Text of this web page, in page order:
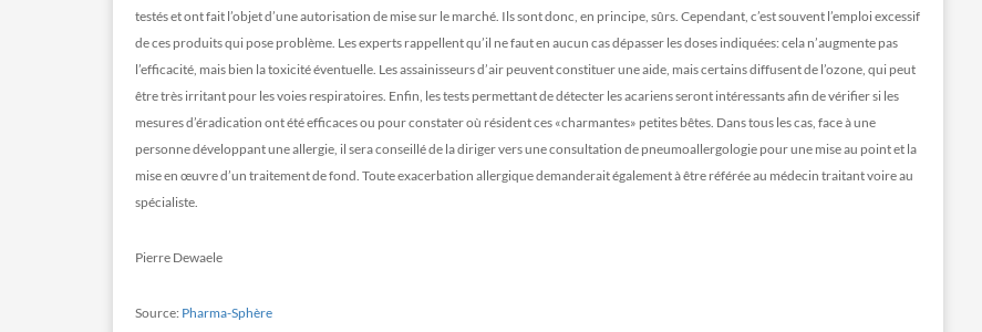
testés et ont fait l’objet d’une autorisation de mise sur le marché. Ils sont donc, en principe, sûrs. Cependant, c’est souvent l’emploi excessif
de ces produits qui pose problème. Les experts rappellent qu’il ne faut en aucun cas dépasser les doses indiquées: cela n’augmente pas
l’efficacité, mais bien la toxicité éventuelle. Les assainisseurs d’air peuvent constituer une aide, mais certains diffusent de l’ozone, qui peut
être très irritant pour les voies respiratoires. Enfin, les tests permettant de détecter les acariens seront intéressants afin de vérifier si les
mesures d’éradication ont été efficaces ou pour constater où résident ces «charmantes» petites bêtes. Dans tous les cas, face à une
personne développant une allergie, il sera conseillé de la diriger vers une consultation de pneumoallergologie pour une mise au point et la
mise en œuvre d’un traitement de fond. Toute exacerbation allergique demanderait également à être référée au médecin traitant voire au
spécialiste.
Pierre Dewaele
Source: Pharma-Sphère